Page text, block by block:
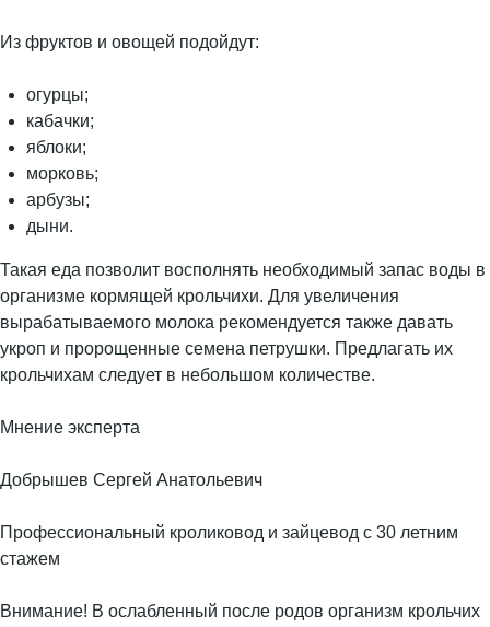
Из фруктов и овощей подойдут:
огурцы;
кабачки;
яблоки;
морковь;
арбузы;
дыни.
Такая еда позволит восполнять необходимый запас воды в
организме кормящей крольчихи. Для увеличения
вырабатываемого молока рекомендуется также давать
укроп и пророщенные семена петрушки. Предлагать их
крольчихам следует в небольшом количестве.
Мнение эксперта
Добрышев Сергей Анатольевич
Профессиональный кроликовод и зайцевод с 30 летним
стажем
Внимание! В ослабленный после родов организм крольчих